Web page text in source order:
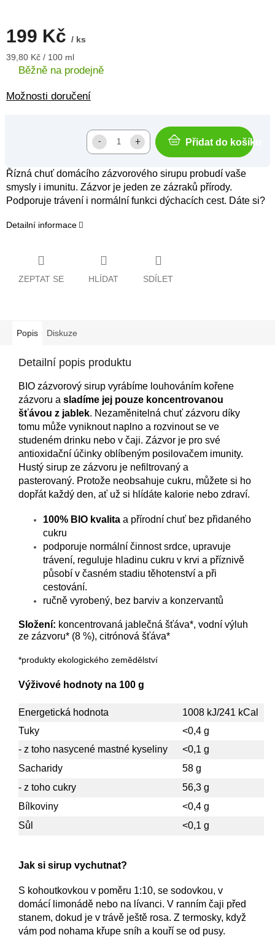
199 Kč / ks
Měrná
cena:
39,80 Kč / 100 ml
Běžně na prodejně
Možnosti doručení
Přidat do košíku
Řízná chuť domácího zázvorového sirupu probudí vaše
smysly i imunitu. Zázvor je jeden ze zázraků přírody.
Podporuje trávení i normální funkci dýchacích cest. Dáte si?
Detailní informace
ZEPTAT SE HLÍDAT SDÍLET
Popis Diskuze
Detailní popis produktu
BIO zázvorový sirup vyrábíme louhováním kořene
zázvoru a sladíme jej pouze koncentrovanou
šťávou z jablek. Nezaměnitelná chuť zázvoru díky
tomu může vyniknout naplno a rozvinout se ve
studeném drinku nebo v čaji. Zázvor je pro své
antioxidační účinky oblíbeným posilovačem imunity.
Hustý sirup ze zázvoru je nefiltrovaný a
pasterovaný. Protože neobsahuje cukru, můžete si ho
dopřát každý den, ať už si hlídáte kalorie nebo zdraví.
100% BIO kvalita a přírodní chuť bez přidaného
cukru
podporuje normální činnost srdce, upravuje
trávení, reguluje hladinu cukru v krvi a příznivě
působí v časném stadiu těhotenství a při
cestování.
ručně vyrobený, bez barviv a konzervantů
Složení: koncentrovaná jablečná šťáva*, vodní výluh
ze zázvoru* (8 %), citrónová šťáva*
*produkty ekologického zemědělství
Výživové hodnoty na 100 g
Energetická hodnota
1008 kJ/241 kCal
Tuky
<0,4 g
- z toho nasycené mastné kyseliny
<0,1 g
Sacharidy
58 g
- z toho cukry
56,3 g
Bílkoviny
<0,4 g
Sůl
<0,1 g
Jak si sirup vychutnat?
S kohoutkovkou v poměru 1:10, se sodovkou, v
domácí limonádě nebo na lívanci. V ranním čaji před
stanem, dokud je v trávě ještě rosa. Z termosky, když
vám pod nohama křupe sníh a kouří se od pusy.